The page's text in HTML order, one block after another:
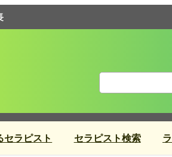
ラピスト セラピスト検索